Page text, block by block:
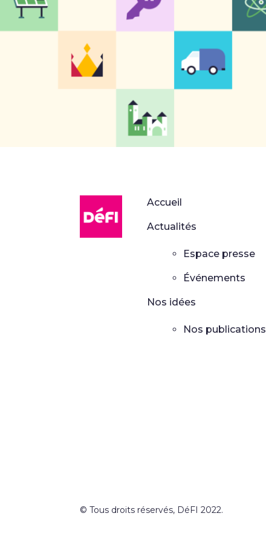
Accueil
Actualités
Espace presse
Événements
Nos idées
Nos publications
© Tous droits réservés, DéFI 2022.